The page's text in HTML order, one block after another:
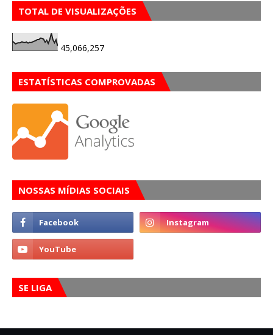
TOTAL DE VISUALIZAÇÕES
45,066,257
ESTATÍSTICAS COMPROVADAS
NOSSAS MÍDIAS SOCIAIS
SE LIGA